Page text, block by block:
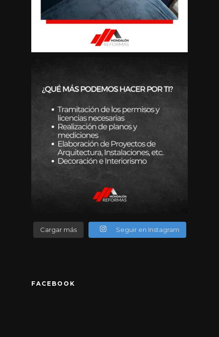
Cargar más Seguir en Instagram
FACEBOOK